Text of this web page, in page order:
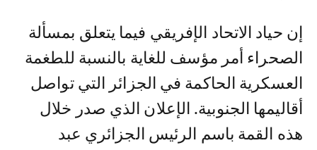
إن حياد الاتحاد الإفريقي فيما يتعلق بمسألة
الصحراء أمر مؤسف للغاية بالنسبة للطغمة
العسكرية الحاكمة في الجزائر التي تواصل
أقاليمها الجنوبية. الإعلان الذي صدر خلال
هذه القمة باسم الرئيس الجزائري عبد